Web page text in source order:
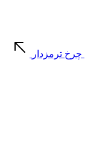
چرخ ترمزدار